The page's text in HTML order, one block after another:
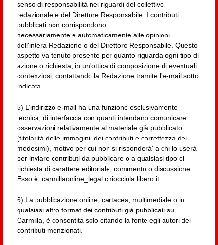
senso di responsabilità nei riguardi del collettivo
redazionale e del Direttore Responsabile. I contributi
pubblicati non corrispondono
necessariamente e automaticamente alle opinioni
dell'intera Redazione o del Direttore Responsabile. Questo
aspetto va tenuto presente per quanto riguarda ogni tipo di
azione o richiesta, in un'ottica di composizione di eventuali
contenziosi, contattando la Redazione tramite l'e-mail sotto
indicata.
5) L’indirizzo e-mail ha una funzione esclusivamente
tecnica, di interfaccia con quanti intendano comunicare
osservazioni relativamente al materiale già pubblicato
(titolarità delle immagini, dei contributi e correttezza dei
medesimi), motivo per cui non si risponderà' a chi lo userà
per inviare contributi da pubblicare o a qualsiasi tipo di
richiesta di carattere editoriale, commento o discussione.
Esso è: carmillaonline_legal chiocciola libero.it
6) La pubblicazione online, cartacea, multimediale o in
qualsiasi altro format dei contributi già pubblicati su
Carmilla, è consentita solo citando la fonte egli autori dei
contributi menzionati.